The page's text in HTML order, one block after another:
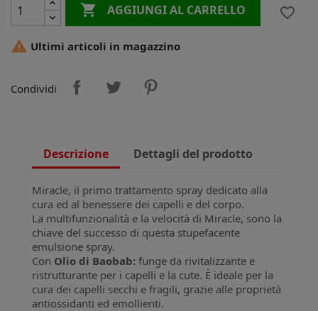
 AGGIUNGI AL CARRELLO
favorite_border
 Ultimi articoli in magazzino
Condividi
Descrizione Dettagli del prodotto
Miracle, il primo trattamento spray dedicato alla
cura ed al benessere dei capelli e del corpo.
La multifunzionalità e la velocità di Miracle, sono la
chiave del successo di questa stupefacente
emulsione spray.
Con Olio di Baobab: funge da rivitalizzante e
ristrutturante per i capelli e la cute. È ideale per la
cura dei capelli secchi e fragili, grazie alle proprietà
antiossidanti ed emollienti.